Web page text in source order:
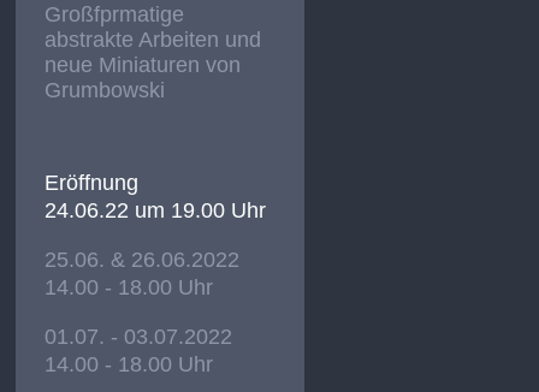
Großfprmatige
abstrakte Arbeiten und
neue Miniaturen von
Grumbowski
Eröffnung
24.06.22 um 19.00 Uhr
25.06. & 26.06.2022
14.00 - 18.00 Uhr
01.07. - 03.07.2022
14.00 - 18.00 Uhr